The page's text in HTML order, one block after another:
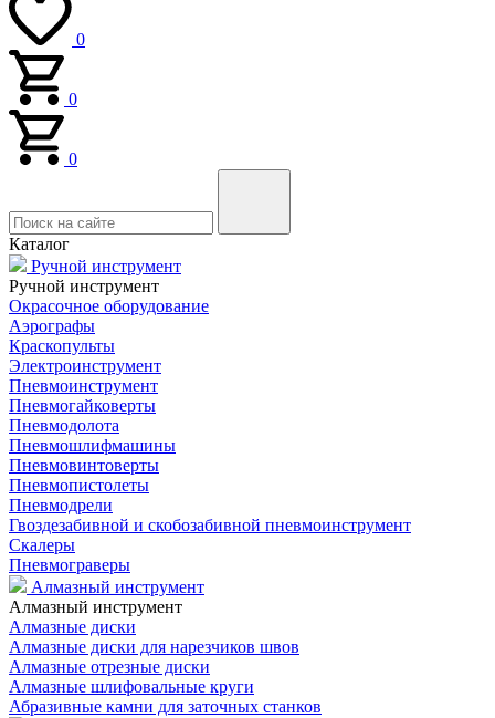
0
0
0
Каталог
Ручной инструмент
Ручной инструмент
Окрасочное оборудование
Аэрографы
Краскопульты
Электроинструмент
Пневмоинструмент
Пневмогайковерты
Пневмодолота
Пневмошлифмашины
Пневмовинтоверты
Пневмопистолеты
Пневмодрели
Гвоздезабивной и скобозабивной пневмоинструмент
Скалеры
Пневмограверы
Алмазный инструмент
Алмазный инструмент
Алмазные диски
Алмазные диски для нарезчиков швов
Алмазные отрезные диски
Алмазные шлифовальные круги
Абразивные камни для заточных станков